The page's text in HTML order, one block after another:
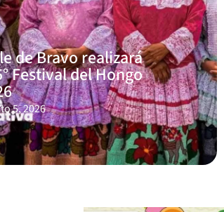
de Bravo realizará
Festival del Hongo
5, 2026